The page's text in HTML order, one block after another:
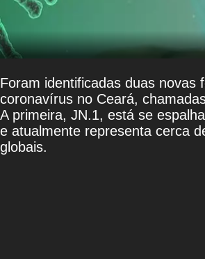
Foram identificadas duas novas
coronavírus no Ceará,
A primeira, JN.1, está se
e atualmente representa cerca
globais.